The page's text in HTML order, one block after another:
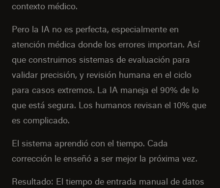
contexto médico.
Pero la IA no es perfecta, especialmente en
atención médica donde los errores importan. Así
que construimos sistemas de evaluación para
validar precisión, y revisión humana en el ciclo
para casos extremos. La IA maneja el 90% de lo
que está segura. Los humanos revisan el 10% que
es complicado.
El sistema aprendió con el tiempo. Cada
corrección le enseñó a ser mejor la próxima vez.
Resultado: El tiempo de entrada manual de datos